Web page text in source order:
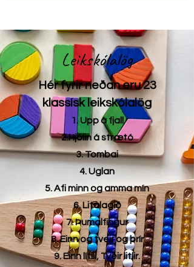
Leikskólalög
Hér fyrir neðan eru 23
klassísk leikskólalög
1. Upp á fjall
2.Hjólin á strætó
3. Tombai
4. Uglan
5. Afi minn og amma mín
6. Litalagið
7. Þumalfingur
8. Einn og tveir og þrír
9. Einn lítill, Tveir litlir.